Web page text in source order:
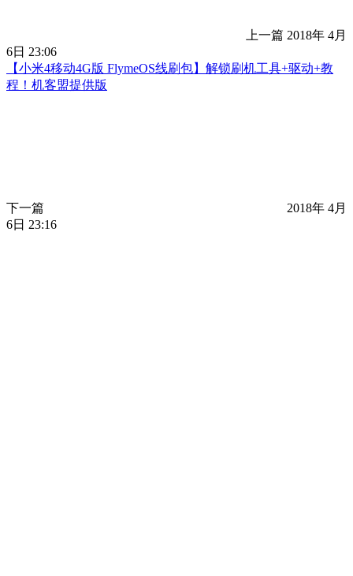
上一篇 2018年 4月
6日 23:06
【小米4移动4G版 FlymeOS线刷包】解锁刷机工具+驱动+教
程！机客盟提供版
下一篇
2018年 4月
6日 23:16